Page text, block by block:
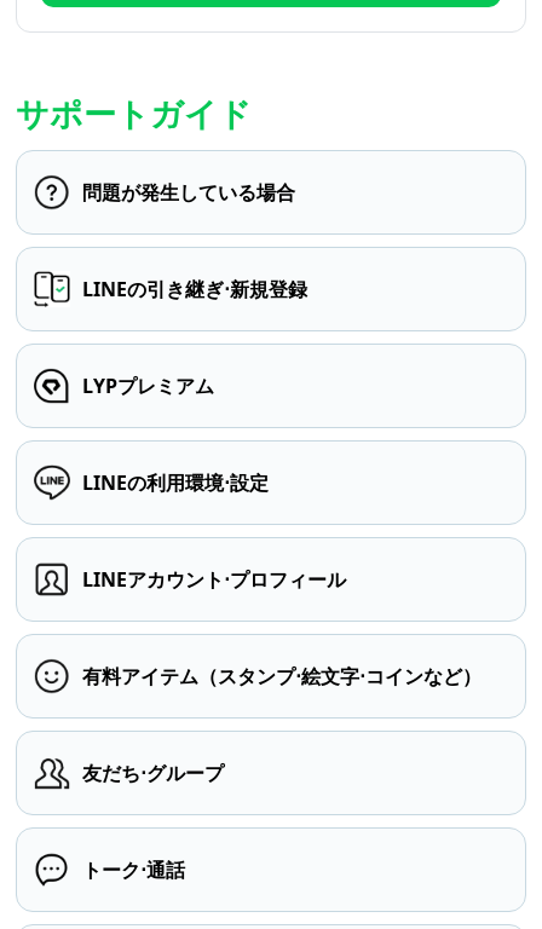
サポートガイド
問題が発生している場合
LINEの引き継ぎ⋅新規登録
LYPプレミアム
LINEの利用環境⋅設定
LINEアカウント⋅プロフィール
有料アイテム（スタンプ⋅絵文字⋅コインなど）
友だち⋅グループ
トーク⋅通話